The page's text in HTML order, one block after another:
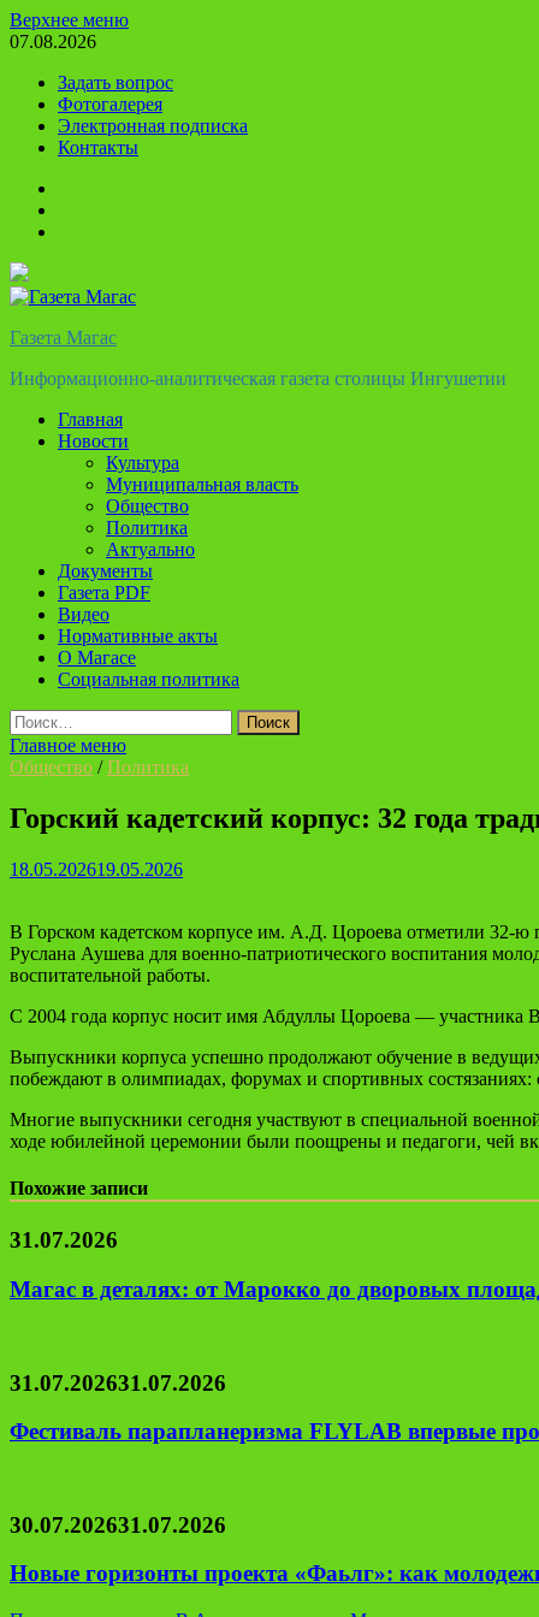
Перейти
к
Верхнее меню
07.08.2026
Задать вопрос
Фотогалерея
Электронная подписка
Контакты
Газета Магас
Информационно-аналитическая газета столицы Ингушетии
Главная
Новости
Культура
Муниципальная власть
Общество
Политика
Актуально
Документы
Газета PDF
Видео
Нормативные акты
О Магасе
Социальная политика
Найти:
Главное меню
Общество /Политика
Горский кадетский корпус: 32 года
18.05.202619.05.2026
В Горском кадетском корпусе им. А.Д. Цороева отметили
Руслана Аушева для военно‑патриотического воспитания
воспитательной работы.
С 2004 года корпус носит имя Абдуллы Цороева — участника
Выпускники корпуса успешно продолжают обучение в
побеждают в олимпиадах, форумах и спортивных
Многие выпускники сегодня участвуют в специальной
ходе юбилейной церемонии были поощрены и педагоги, чей
Похожие записи
31.07.2026
Магас в деталях: от Марокко до дворовых
31.07.202631.07.2026
Фестиваль парапланеризма FLYLAB впервые
30.07.202631.07.2026
Новые горизонты проекта «Фаьлг»: как